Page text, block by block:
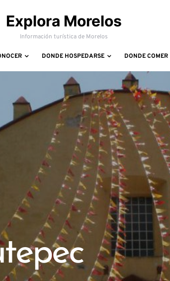
Explora Morelos
Información turística de Morelos
DONDE HOSPEDARSE DONDE COMER